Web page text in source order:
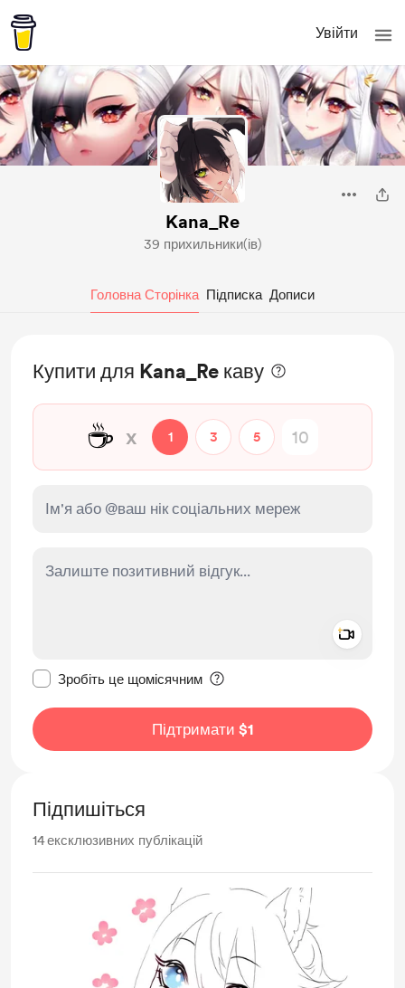
Увійти
Kana_Re
39 прихильники(ів)
Головна Сторінка Підписка Дописи
Купити для Kana_Re каву
☕ x 1 3 5
Зробіть це щомісячним
Підтримати $1
Підпишіться
14ексклюзивних публікацій